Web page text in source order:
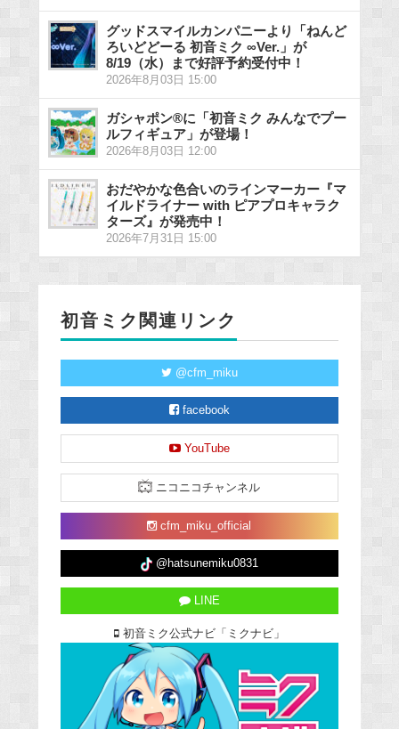
グッドスマイルカンパニーより「ねんど
ろいどどーる 初音ミク ∞Ver.」が
8/19（水）まで好評予約受付中！
2026年8月03日 15:00
ガシャポン®に「初音ミク みんなでプー
ルフィギュア」が登場！
2026年8月03日 12:00
おだやかな色合いのラインマーカー『マ
イルドライナー with ピアプロキャラク
ターズ』が発売中！
2026年7月31日 15:00
初音ミク関連リンク
@cfm_miku
facebook
YouTube
ニコニコチャンネル
cfm_miku_official
@hatsunemiku0831
LINE
初音ミク公式ナビ「ミクナビ」